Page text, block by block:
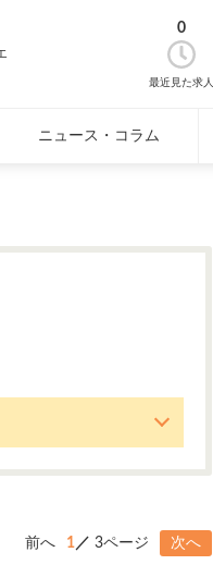
0
最近見た求人
ニュース・コラム
前へ 1 3ページ 次へ